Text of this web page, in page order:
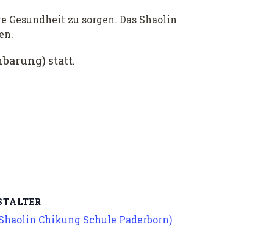
zu sorgen. Das Shaolin
statt.
Chikung Schule Paderborn)